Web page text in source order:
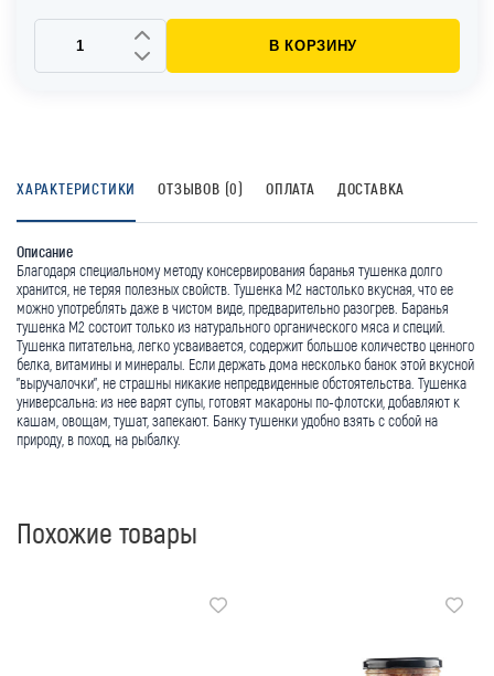
В КОРЗИНУ
ХАРАКТЕРИСТИКИ ОТЗЫВОВ (0) ОПЛАТА ДОСТАВКА
Описание
Благодаря специальному методу консервирования баранья тушенка долго
хранится, не теряя полезных свойств. Тушенка М2 настолько вкусная, что ее
можно употреблять даже в чистом виде, предварительно разогрев. Баранья
тушенка М2 состоит только из натурального органического мяса и специй.
Тушенка питательна, легко усваивается, содержит большое количество ценного
белка, витамины и минералы. Если держать дома несколько банок этой вкусной
"выручалочки", не страшны никакие непредвиденные обстоятельства. Тушенка
универсальна: из нее варят супы, готовят макароны по-флотски, добавляют к
кашам, овощам, тушат, запекают. Банку тушенки удобно взять с собой на
природу, в поход, на рыбалку.
Похожие товары